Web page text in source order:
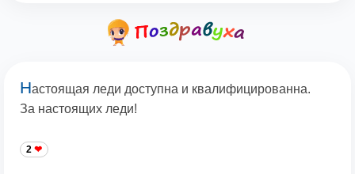
Настоящая леди доступна и квалифицированна.
За настоящих леди!
2